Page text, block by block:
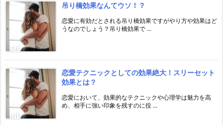
吊り橋効果なんてウソ！？
恋愛に有効だとされる吊り橋効果ですがやり方や効果はど
うなのでしょう？吊り橋効果で ...
恋愛テクニックとしての効果絶大！スリーセット
効果とは？
恋愛において、効果的なテクニックや心理学は魅力を高
め、相手に強い印象を残すのに役 ...